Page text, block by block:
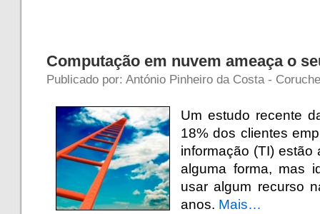
Computação em nuvem ameaça o
Publicado por: António Pinheiro da Costa -
Um estudo recente
18% dos clientes
informação (TI)
alguma forma, mas
usar algum recurso
anos. Mais…